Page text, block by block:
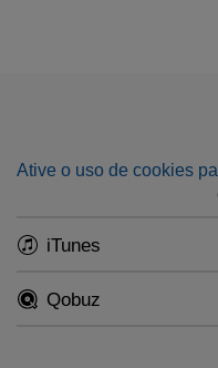
tortured portrayal of the
surpassed.
Ative o uso de cookies
iTunes
Qobuz